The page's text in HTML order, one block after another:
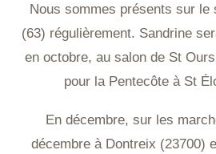
Nous sommes présents sur le
(63) régulièrement. Sandrine
en octobre, au salon de St
pour la Pentecôte à St
En décembre, sur les
décembre à Dontreix (23700)